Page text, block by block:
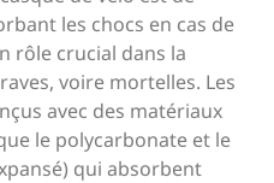
les chocs en cas de
rôle crucial dans la
voire mortelles. Les
avec des matériaux
le polycarbonate et le
qui absorbent